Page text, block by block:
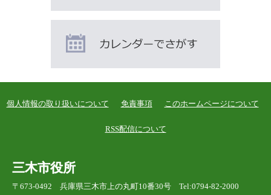
個人情報の取り扱いについて 免責事項 このホームページについて
RSS配信について
三木市役所
〒673-0492 兵庫県三木市上の丸町10番30号 Tel:0794-82-2000